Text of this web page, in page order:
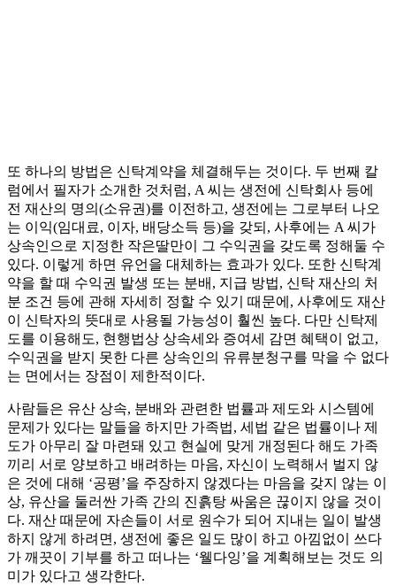
또 하나의 방법은 신탁계약을 체결해두는 것이다. 두 번째 칼
럼에서 필자가 소개한 것처럼, A 씨는 생전에 신탁회사 등에
전 재산의 명의(소유권)를 이전하고, 생전에는 그로부터 나오
는 이익(임대료, 이자, 배당소득 등)을 갖되, 사후에는 A 씨가
상속인으로 지정한 작은딸만이 그 수익권을 갖도록 정해둘 수
있다. 이렇게 하면 유언을 대체하는 효과가 있다. 또한 신탁계
약을 할 때 수익권 발생 또는 분배, 지급 방법, 신탁 재산의 처
분 조건 등에 관해 자세히 정할 수 있기 때문에, 사후에도 재산
이 신탁자의 뜻대로 사용될 가능성이 훨씬 높다. 다만 신탁제
도를 이용해도, 현행법상 상속세와 증여세 감면 혜택이 없고,
수익권을 받지 못한 다른 상속인의 유류분청구를 막을 수 없다
는 면에서는 장점이 제한적이다.
사람들은 유산 상속, 분배와 관련한 법률과 제도와 시스템에
문제가 있다는 말들을 하지만 가족법, 세법 같은 법률이나 제
도가 아무리 잘 마련돼 있고 현실에 맞게 개정된다 해도 가족
끼리 서로 양보하고 배려하는 마음, 자신이 노력해서 벌지 않
은 것에 대해 ‘공평’을 주장하지 않겠다는 마음을 갖지 않는 이
상, 유산을 둘러싼 가족 간의 진흙탕 싸움은 끊이지 않을 것이
다. 재산 때문에 자손들이 서로 원수가 되어 지내는 일이 발생
하지 않게 하려면, 생전에 좋은 일도 많이 하고 아낌없이 쓰다
가 깨끗이 기부를 하고 떠나는 ‘웰다잉’을 계획해보는 것도 의
미가 있다고 생각한다.